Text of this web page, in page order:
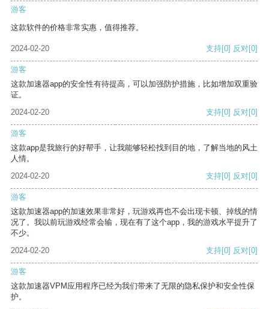
游客
这款软件的价格非常实惠，值得推荐。
2024-02-20 支持[0] 反对[0]
游客
这款加速器app的安全性有待提高，可以加强防护措施，比如增加双重验
证。
2024-02-20
支持[0] 反对[0]
游客
这款app是我旅行的好帮手，让我能够轻松找到目的地，了解当地的风土
人情。
2024-02-20
支持[0] 反对[0]
游客
这款加速器app的加速效果非常好，玩游戏再也不会出现卡顿、掉线的情
况了。我以前玩游戏经常会输，现在有了这个app，我的游戏水平提升了
不少。
2024-02-20
支持[0] 反对[0]
游客
这款加速器VPM应用程序已经为我们带来了无限的隐私保护和安全性保
护。